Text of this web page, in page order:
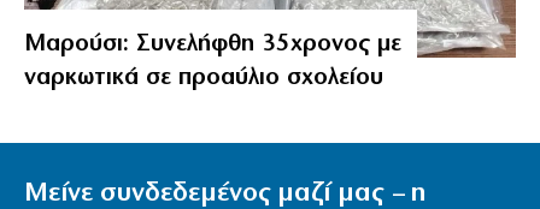
Μαρούσι: Συνελήφθη 35χρονος με
ναρκωτικά σε προαύλιο σχολείου
Μείνε συνδεδεμένος μαζί μας – η